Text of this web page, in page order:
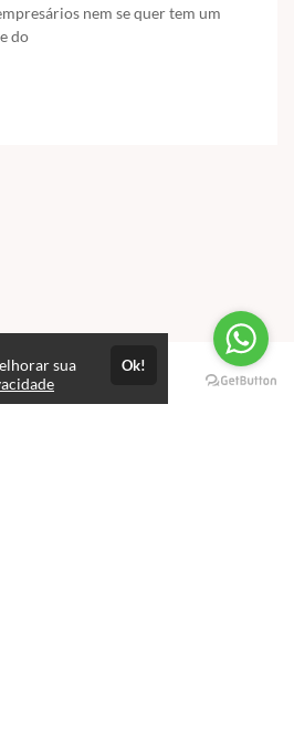
nem se quer tem um
do
Páginas
sua
Ok!